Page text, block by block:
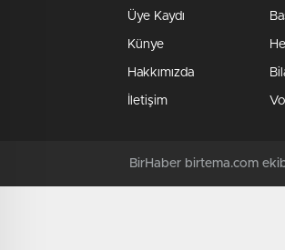
Üye Kaydı
Künye
Hakkımızda
İletişim
BirHaber birtema.com